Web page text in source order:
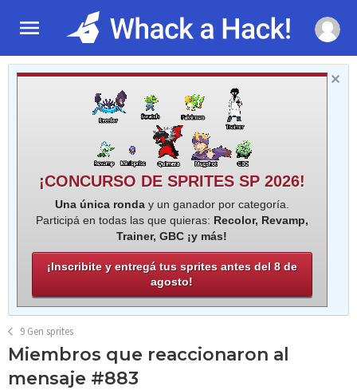
¡CONCURSO DE SPRITES SP 2026!
Una única ronday un ganador por categoría.
Participá en todas las que quieras: Recolor, Revamp,
Trainer, GBC ¡y más!
¡Inscribite y entregá tus sprites antes del 8 de
agosto!
9 Gen sprites
Miembros que reaccionaron al
mensaje #883